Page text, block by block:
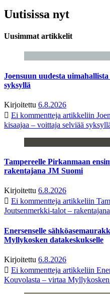
Uutisissa nyt
Uusimmat artikkelit
Joensuun uudesta
syksyllä
Kirjoitettu 6.8.2026
Ei kommentteja artikkeliin
kisaajaa – voittaja selviää
Tampereelle Pirkanmaan
rakentajana JM Suomi
Kirjoitettu 6.8.2026
Ei kommentteja artikkeliin
Joutsenmerkki-talot –
Enersenselle
Myllykosken datakeskukselle
Kirjoitettu 6.8.2026
Ei kommentteja artikkeliin
Kouvolasta – virtaa